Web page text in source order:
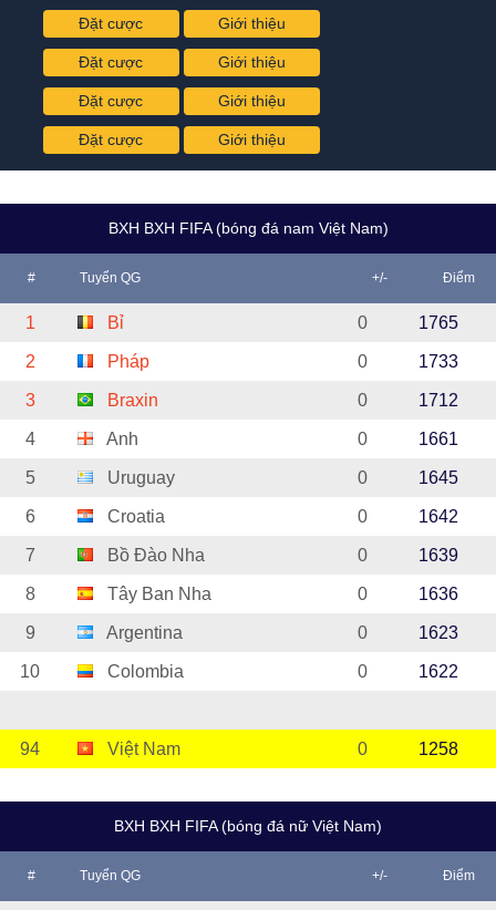
Đặt cược Giới thiệu
Đặt cược Giới thiệu
Đặt cược Giới thiệu
Đặt cược Giới thiệu
BXH BXH FIFA (bóng đá nam Việt Nam)
# Tuyển QG +/- Điểm
1 Bỉ 0 1765
2 Pháp 0 1733
3 Braxin 0 1712
4 Anh 0 1661
5 Uruguay 0 1645
6 Croatia 0 1642
7 Bồ Đào Nha 0 1639
8 Tây Ban Nha 0 1636
9 Argentina 0 1623
10 Colombia 0 1622
94 Việt Nam 0 1258
BXH BXH FIFA (bóng đá nữ Việt Nam)
# Tuyển QG +/- Điểm